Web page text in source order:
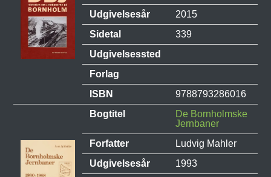
Udgivelsesår
2015
Sidetal
339
Udgivelsessted
Forlag
ISBN
9788793286016
Bogtitel
De Bornholmske
Jernbaner
Forfatter
Ludvig Mahler
Udgivelsesår
1993